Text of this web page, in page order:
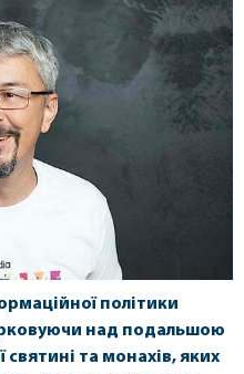
політики
над подальшою
та монахів, яких